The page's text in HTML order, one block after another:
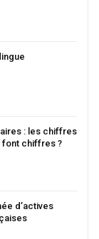
: les chiffres
font chiffres ?
d’actives